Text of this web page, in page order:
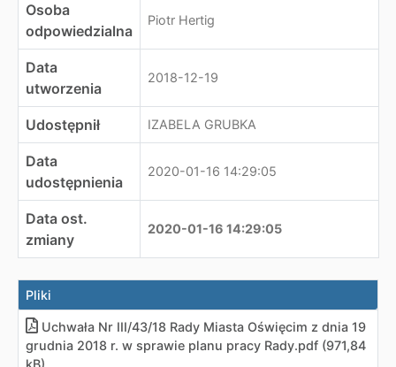
Osoba
odpowiedzialna
Piotr Hertig
Data
utworzenia
2018-12-19
Udostępnił IZABELA GRUBKA
Data
udostępnienia
2020-01-16 14:29:05
Data ost.
zmiany
2020-01-16 14:29:05
Pliki
Uchwała Nr III/43/18 Rady Miasta Oświęcim z dnia 19
grudnia 2018 r. w sprawie planu pracy Rady.pdf (971,84
kB)